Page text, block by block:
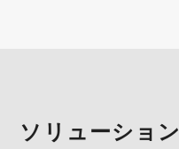
ソリューション